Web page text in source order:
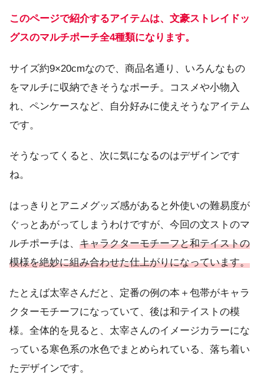
このページで紹介するアイテムは、文豪ストレイドッ
グスのマルチポーチ全4種類になります。
サイズ約9×20cmなので、商品名通り、いろんなもの
をマルチに収納できそうなポーチ。コスメや小物入
れ、ペンケースなど、自分好みに使えそうなアイテム
です。
そうなってくると、次に気になるのはデザインです
ね。
はっきりとアニメグッズ感があると外使いの難易度が
ぐっとあがってしまうわけですが、今回の文ストのマ
ルチポーチは、 キャラクターモチーフと和テイストの
模様を絶妙に組み合わせた仕上がりになっています。
たとえば太宰さんだと、定番の例の本＋包帯がキャラ
クターモチーフになっていて、後は和テイストの模
様。全体的を見ると、太宰さんのイメージカラーにな
っている寒色系の水色でまとめられている、落ち着い
たデザインです。